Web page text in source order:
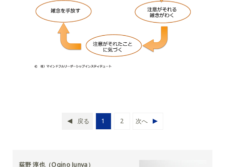
戻る 1 2 次へ
荻野 淳也（Ogino Junya）